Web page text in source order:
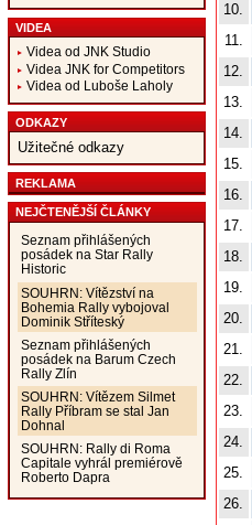
VIDEA
Videa od JNK Studio
Videa JNK for Competitors
Videa od Luboše Laholy
ODKAZY
Užitečné odkazy
REKLAMA
NEJČTENĚJŠÍ ČLÁNKY
Seznam přihlášených
posádek na Star Rally
Historic
SOUHRN: Vítězství na
Bohemia Rally vybojoval
Dominik Stříteský
Seznam přihlášených
posádek na Barum Czech
Rally Zlín
SOUHRN: Vítězem Silmet
Rally Příbram se stal Jan
Dohnal
SOUHRN: Rally di Roma
Capitale vyhrál premiérově
Roberto Dapra
10.
11.
12.
13.
14.
15.
16.
17.
18.
19.
20.
21.
22.
23.
24.
25.
26.